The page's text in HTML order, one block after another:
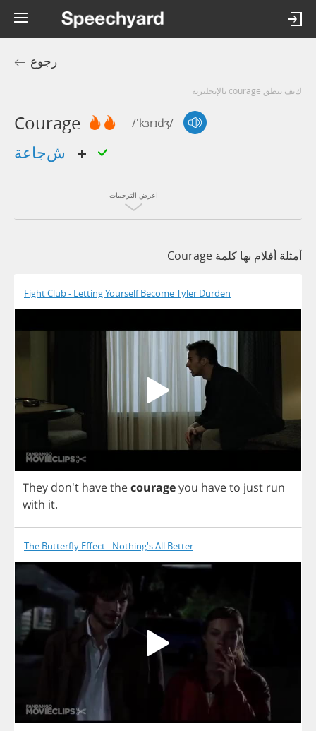
رجوع
كيف تنطق courage بالإنجليزية
Courage /'kɜrɪdʒ/
اعرض الترجمات
أمثلة أفلام بها كلمة Courage
Fight Club - Letting Yourself Become Tyler Durden
They don't havethecourageyou haveto just run
with it.
The Butterfly Effect - Nothing's All Better